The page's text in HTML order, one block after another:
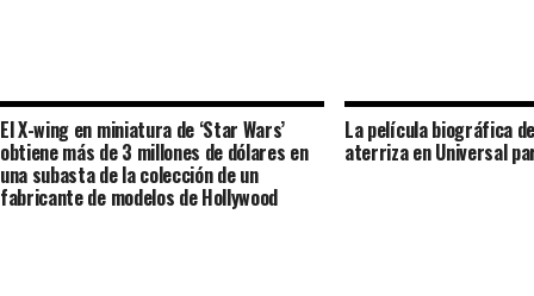
El X-wing en miniatura de ‘Star Wars’
obtiene más de 3 millones de dólares en
una subasta de la colección de un
fabricante de modelos de Hollywood
La película biográfica
aterriza en Universal